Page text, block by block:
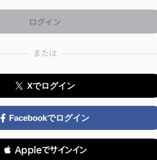
または
Xでログイン
Facebookでログイン
 Appleでサインイン